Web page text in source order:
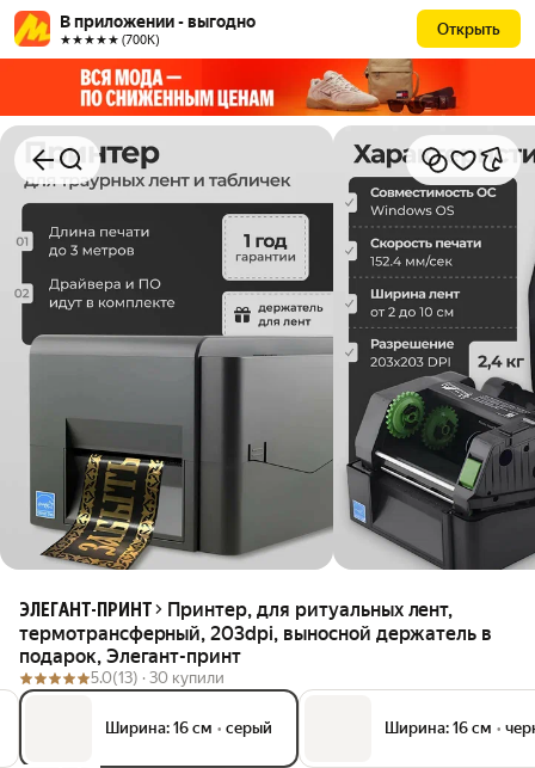
В приложении - выгодно
★★★★★ (700К)
Открыть
ЭЛЕГАНТ-ПРИНТ
Принтер, для ритуальных лент,
термотрансферный, 203dpi, выносной держатель в
подарок, Элегант-принт
5.0(13) · 30 купили
Ширина: 16 см • серый Ширина: 16 см •